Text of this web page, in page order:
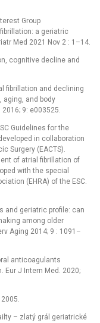
Group
a geriatric
Med 2021 Nov 2 : 1–14.
cognitive decline and
fibrillation and declining
aging, and body
9: e003525.
Guidelines for the
in collaboration
Surgery (EACTS).
of atrial fibrillation of
with the special
(EHRA) of the ESC.
and geriatric profile: can
among older
Aging 2014; 9 : 1091–
anticoagulants
Eur J Intern Med. 2020;
–⁠ zlatý grál geriatrické